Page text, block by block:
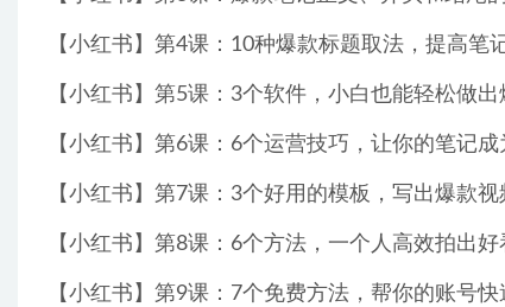
【小红书】第4课：10种爆款标题取法，提高笔
【小红书】第5课：3个软件，小白也能轻松做
【小红书】第6课：6个运营技巧，让你的笔记
【小红书】第7课：3个好用的模板，写出爆款
【小红书】第8课：6个方法，一个人高效拍出
【小红书】第9课：7个免费方法，帮你的账号